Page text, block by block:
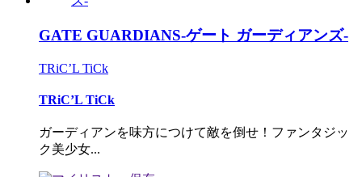
GATE GUARDIANS-ゲート ガーディアンズ-
TRiC’L TiCk
TRiC’L TiCk
ガーディアンを味方につけて敵を倒せ！ファンタジッ
ク美少女...